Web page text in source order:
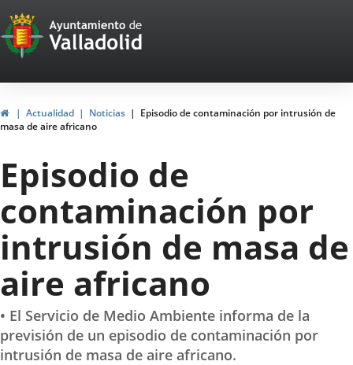
Portal
Web
del
Ayuntamiento
de
Valladolid
InicioActualidad Noticias
Episodio de contaminación por intrusión de
masa de aire africano
Episodio de
contaminación por
intrusión de masa de
aire africano
• El Servicio de Medio Ambiente informa de la
previsión de un episodio de contaminación por
intrusión de masa de aire africano.